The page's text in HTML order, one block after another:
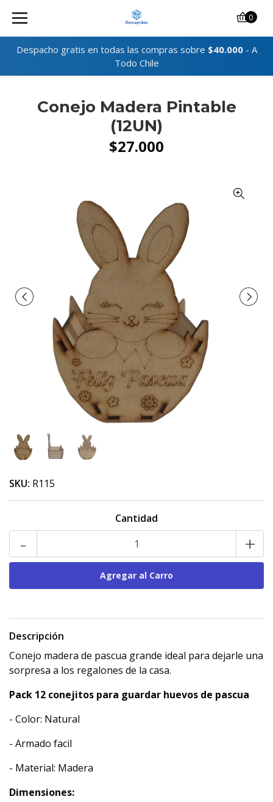
Despacho gratis en todas las compras sobre $40.000- A
Todo Chile
0
Conejo Madera Pintable
(12UN)
$27.000
SKU: R115
Cantidad
- +
Descripción
Conejo madera de pascua grande ideal para dejarle una
sorpresa a los regalones de la casa.
Pack 12 conejitos para guardar huevos de pascua
- Color: Natural
- Armado facil
- Material: Madera
Dimensiones: